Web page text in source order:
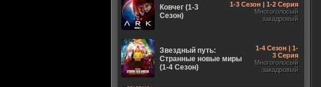
Ковчег (1-3
Сезон)
1-3 Сезон | 1-2 Серия
Многоголосый
закадровый
Звездный путь:
Странные новые миры
(1-4 Сезон)
1-4 Сезон | 1-
3 Серия
Многоголосый
закадровый